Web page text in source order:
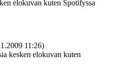
elokuvan kuten Spotifyssa
11:26)
kesken elokuvan kuten